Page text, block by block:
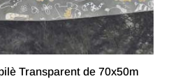
Transparent de 70x50m